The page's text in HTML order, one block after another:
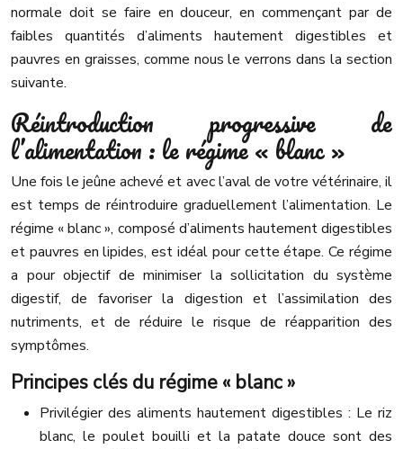
normale doit se faire en douceur, en commençant par de
faibles quantités d’aliments hautement digestibles et
pauvres en graisses, comme nous le verrons dans la section
suivante.
Réintroduction progressive de
l’alimentation : le régime « blanc »
Une fois le jeûne achevé et avec l’aval de votre vétérinaire, il
est temps de réintroduire graduellement l’alimentation. Le
régime « blanc », composé d’aliments hautement digestibles
et pauvres en lipides, est idéal pour cette étape. Ce régime
a pour objectif de minimiser la sollicitation du système
digestif, de favoriser la digestion et l’assimilation des
nutriments, et de réduire le risque de réapparition des
symptômes.
Principes clés du régime « blanc »
Privilégier des aliments hautement digestibles : Le riz
blanc, le poulet bouilli et la patate douce sont des